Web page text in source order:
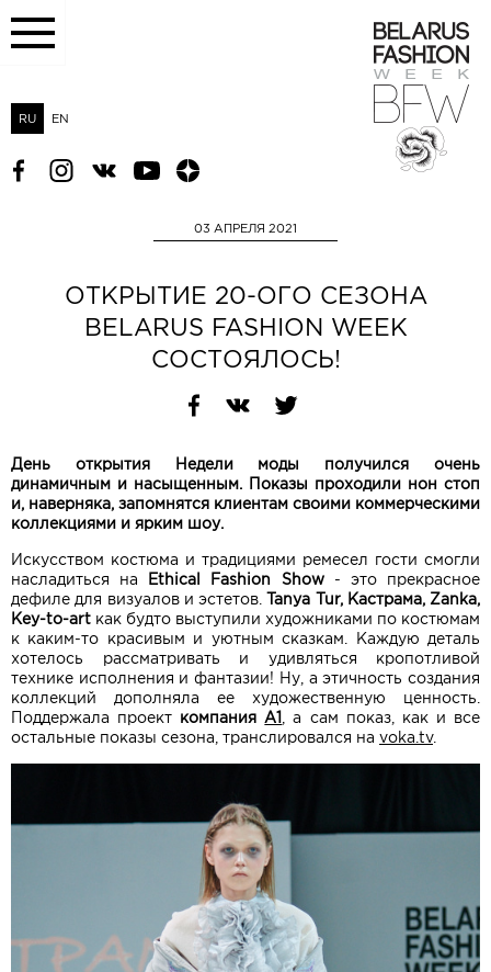
RU EN
03 АПРЕЛЯ 2021
ОТКРЫТИЕ 20-ОГО СЕЗОНА
BELARUS FASHION WEEK
СОСТОЯЛОСЬ!
День открытия Недели моды получился очень
динамичным и насыщенным. Показы проходили нон стоп
и, наверняка, запомнятся клиентам своими коммерческими
коллекциями и ярким шоу.
Искусством костюма и традициями ремесел гости смогли
насладиться на
Ethical Fashion Show - это прекрасное
дефиле для визуалов и эстетов.Tanya Tur, Кастрама, Zanka,
Key-to-art как будто выступили художниками по костюмам
к каким-то красивым и уютным сказкам. Каждую деталь
хотелось рассматривать и удивляться кропотливой
технике исполнения и фантазии! Ну, а этичность создания
коллекций дополняла ее художественную ценность.
Поддержала проект компания А1
, а сам показ, как и все
остальные показы сезона, транслировался на voka.tv.